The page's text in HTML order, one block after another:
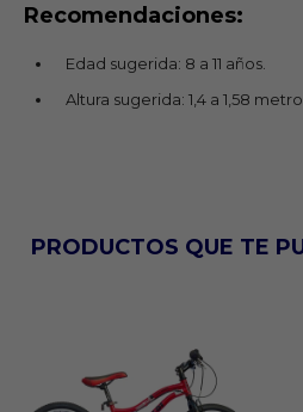
Recomendaciones:
Edad sugerida: 8 a 11 años.
Altura sugerida: 1,4 a 1,58
PRODUCTOS QUE TE